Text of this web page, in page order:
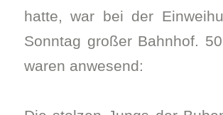
hatte, war bei der
Sonntag großer Bahnhof.
waren anwesend: